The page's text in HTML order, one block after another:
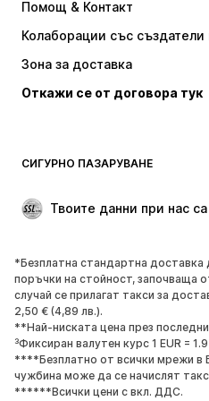
Бельо
Палта
Специални Поводи
ОБУВКИ
НОВО
Маратонки
Обувки с висок ток
Сандали
Помощ & Контакт
Колаборации със
Зона за доставка
Откажи се от договора тук
СИГУРНО ПАЗАРУВАНЕ
Твоите данни при нас
*Безплатна стандартна доставка
поръчки на стойност, започваща
случай се прилагат такси за
2,50 € (4,89 лв.).
**Най-ниската цена през
³Фиксиран валутен курс 1 EUR =
****Безплатно от всички мрежи в
чужбина може да се начислят
******Всички цени с вкл. ДДС.